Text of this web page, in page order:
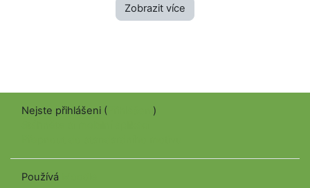
Zobrazit více
Nejste přihlášeni (
)
Používá